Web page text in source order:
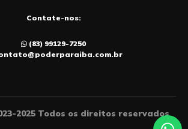
Contate-nos:
(83) 99129-7250
2025 Todos os direitos reservados